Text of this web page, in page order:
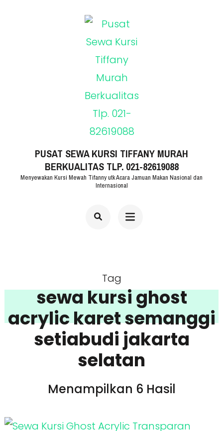
PUSAT SEWA KURSI TIFFANY MURAH
BERKUALITAS TLP. 021-82619088
Menyewakan Kursi Mewah Tifanny utk Acara Jamuan Makan Nasional dan
Internasional
Tag
sewa kursi ghost
acrylic karet semanggi
setiabudi jakarta
selatan
Menampilkan 6 Hasil